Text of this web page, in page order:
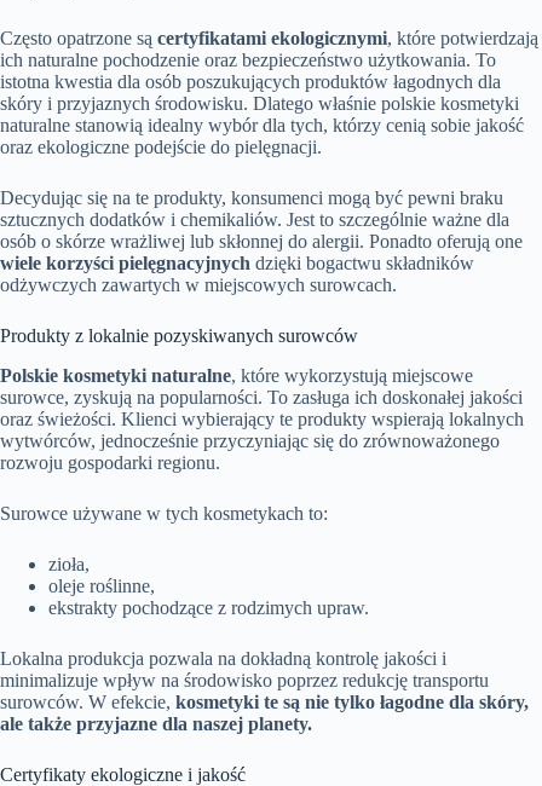
Często opatrzone są certyfikatami ekologicznymi, które potwierdzają
ich naturalne pochodzenie oraz bezpieczeństwo użytkowania. To
istotna kwestia dla osób poszukujących produktów łagodnych dla
skóry i przyjaznych środowisku. Dlatego właśnie polskie kosmetyki
naturalne stanowią idealny wybór dla tych, którzy cenią sobie jakość
oraz ekologiczne podejście do pielęgnacji.
Decydując się na te produkty, konsumenci mogą być pewni braku
sztucznych dodatków i chemikaliów. Jest to szczególnie ważne dla
osób o skórze wrażliwej lub skłonnej do alergii. Ponadto oferują one
wiele korzyści pielęgnacyjnych dzięki bogactwu składników
odżywczych zawartych w miejscowych surowcach.
Produkty z lokalnie pozyskiwanych surowców
Polskie kosmetyki naturalne, które wykorzystują miejscowe
surowce, zyskują na popularności. To zasługa ich doskonałej jakości
oraz świeżości. Klienci wybierający te produkty wspierają lokalnych
wytwórców, jednocześnie przyczyniając się do zrównoważonego
rozwoju gospodarki regionu.
Surowce używane w tych kosmetykach to:
zioła,
oleje roślinne,
ekstrakty pochodzące z rodzimych upraw.
Lokalna produkcja pozwala na dokładną kontrolę jakości i
minimalizuje wpływ na środowisko poprzez redukcję transportu
surowców. W efekcie, kosmetyki te są nie tylko łagodne dla skóry,
ale także przyjazne dla naszej planety.
Certyfikaty ekologiczne i jakość